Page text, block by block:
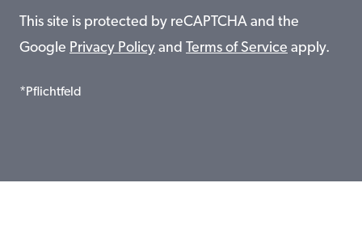
This site is protected by reCAPTCHA and the
Google Privacy Policy and Terms of Service apply.
*Pflichtfeld